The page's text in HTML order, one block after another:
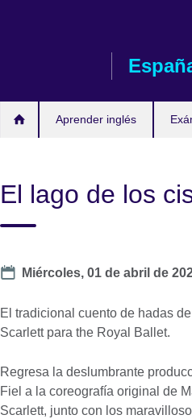
Aprender inglés
El lago de los
Date
Miércoles, 01 de abril de
El tradicional cuento de hadas
Scarlett para the Royal Ballet.
Regresa la deslumbrante
Fiel a la coreografía original de
Scarlett, junto con los